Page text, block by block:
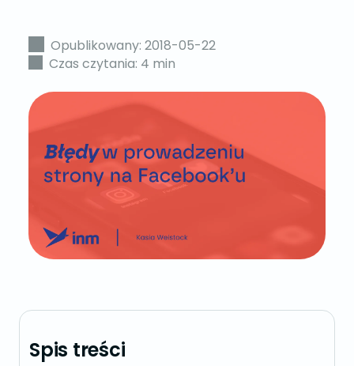
Opublikowany: 2018-05-22
Czas czytania: 4 min
Spis treści